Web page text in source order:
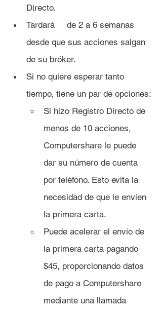
Directo.
Tardará 	de 2 a 6 semanas
desde que sus acciones salgan
de su bróker.
Si no quiere esperar tanto
tiempo, tiene un par de opciones:
Si hizo Registro Directo de
menos de 10 acciones,
Computershare le puede
dar su número de cuenta
por teléfono. Esto evita la
necesidad de que le envíen
la primera carta.
Puede acelerar el envío de
la primera carta pagando
$45, proporcionando datos
de pago a Computershare
mediante una llamada